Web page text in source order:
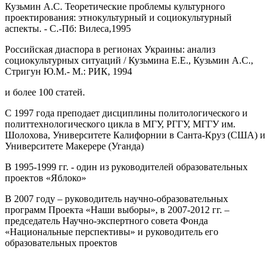
Кузьмин А.С. Теоретические проблемы культурного
проектирования: этнокультурный и социокультурный
аспекты. - С.-Пб: Вилеса,1995
Российская диаспора в регионах Украины: анализ
социокультурных ситуаций / Кузьмина Е.Е., Кузьмин А.С.,
Стригун Ю.М.- М.: РИК, 1994
и более 100 статей.
С 1997 года преподает дисциплины политологического и
политтехнологического цикла в МГУ, РГГУ, МГГУ им.
Шолохова, Университете Калифорнии в Санта-Круз (США) и
Университете Макерере (Уганда)
В 1995-1999 гг. - один из руководителей образовательных
проектов «Яблоко»
В 2007 году – руководитель научно-образовательных
программ Проекта «Наши выборы», в 2007-2012 гг. –
председатель Научно-экспертного совета Фонда
«Национальные перспективы» и руководитель его
образовательных проектов